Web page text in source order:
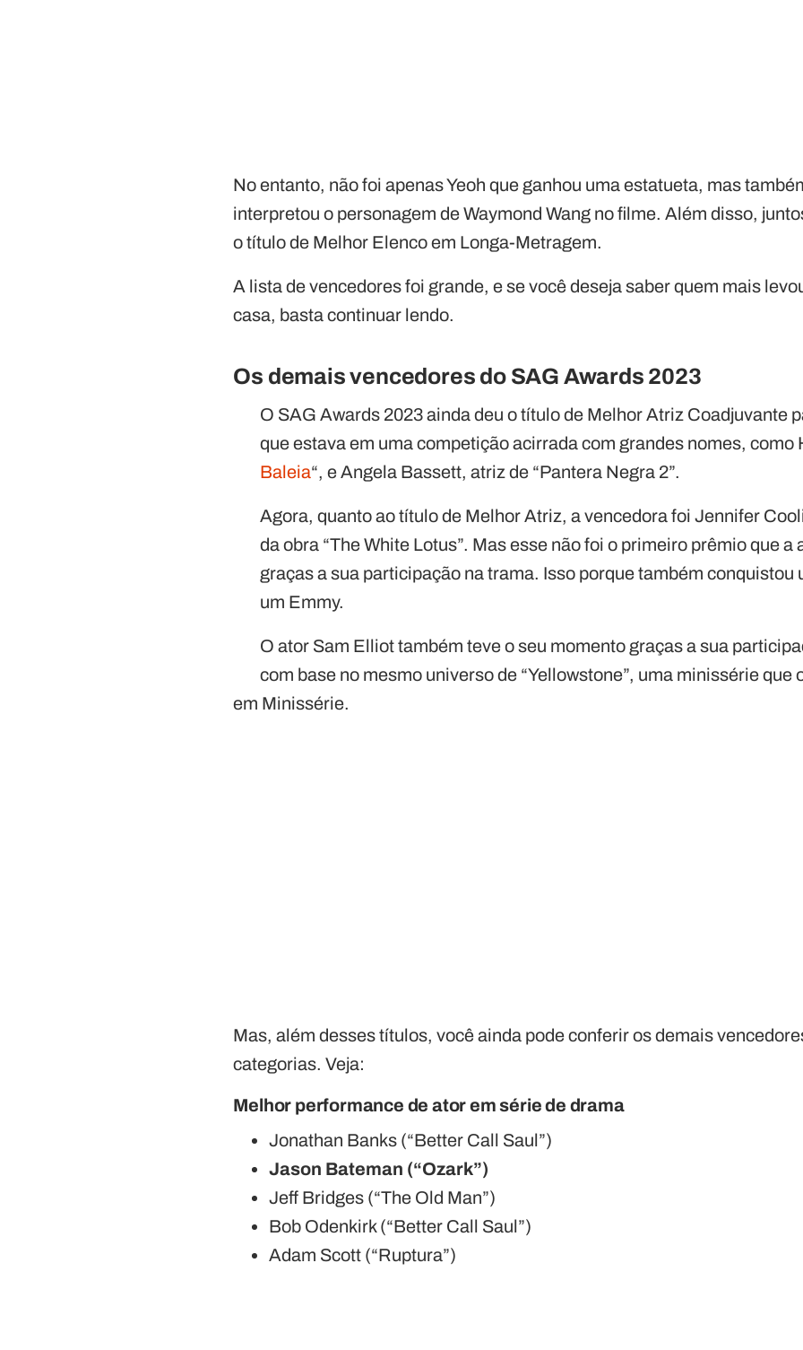
No entanto, não foi apenas Yeoh que ganhou uma estatueta, mas
interpretou o personagem de Waymond Wang no filme. Além disso,
o título de Melhor Elenco em Longa-Metragem.
A lista de vencedores foi grande, e se você deseja saber quem mais
casa, basta continuar lendo.
Os demais vencedores do SAG Awards 2023
O SAG Awards 2023 ainda deu o título de Melhor Atriz Coadjuvante
que estava em uma competição acirrada com grandes nomes, como
Baleia“, e Angela Bassett, atriz de “Pantera Negra 2”.
Agora, quanto ao título de Melhor Atriz, a vencedora foi Jennifer
da obra “The White Lotus”. Mas esse não foi o primeiro prêmio que a
graças a sua participação na trama. Isso porque também conquistou
um Emmy.
O ator Sam Elliot também teve o seu momento graças a sua
com base no mesmo universo de “Yellowstone”, uma minissérie que
em Minissérie.
Mas, além desses títulos, você ainda pode conferir os demais
categorias. Veja:
Melhor performance de ator em série de drama
Jonathan Banks (“Better Call Saul”)
Jason Bateman (“Ozark”)
Jeff Bridges (“The Old Man”)
Bob Odenkirk (“Better Call Saul”)
Adam Scott (“Ruptura”)